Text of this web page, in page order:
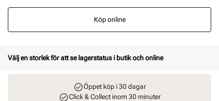
Köp online
Välj en storlek för att se lagerstatus i butik och online
Öppet köp i 30 dagar
Click & Collect inom 30 minuter